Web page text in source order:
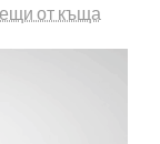
от къща